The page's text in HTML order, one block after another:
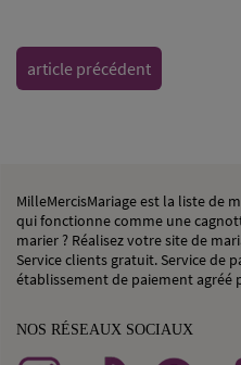
article précédent
MilleMercisMariage est la liste de
qui fonctionne comme une
marier ? Réalisez votre site de
Service clients gratuit. Service de
établissement de paiement agréé
NOS RÉSEAUX SOCIAUX